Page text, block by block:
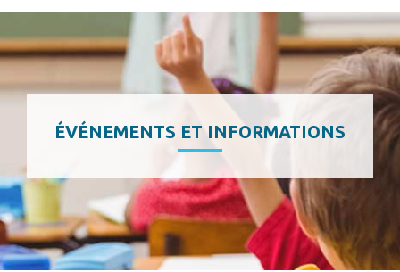
ÉVÉNEMENTS ET INFORMATIONS